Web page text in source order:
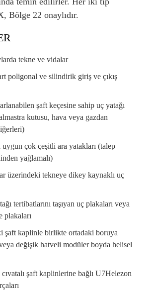
Bölge 22 onaylıdır.
tekne ve vidalar
poligonal ve silindirik giriş ve çıkış
şaft keçesine sahip uç yatağı
kutusu, hava veya gazdan
çok çeşitli ara yatakları (talep
yağlamalı)
üzerindeki tekneye dikey kaynaklı uç
tertibatlarını taşıyan uç plakaları veya
plakaları
şaft kaplinle birlikte ortadaki boruya
değişik hatveli modüler boyda helisel
şaft kaplinlerine bağlı U7Helezon